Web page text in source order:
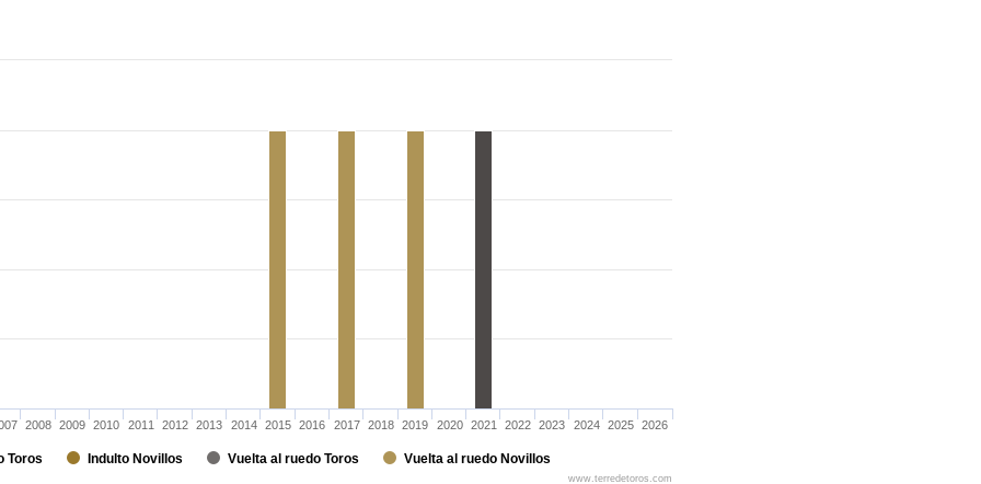
Toros Indulto Novillos Vuelta al ruedo Toros Vuelta al ruedo Novillos
2008 2009 2010 2011 2012 2013 2014 2015 2016 2017 2018 2019 2020 2021 2022 2023 2024 2025 2026
www.terredetoros.com